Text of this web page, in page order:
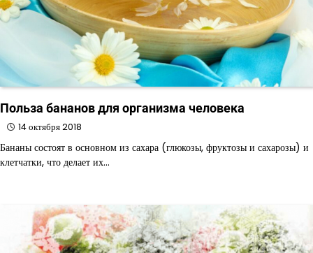
Польза бананов для организма человека
14 октября 2018
Бананы состоят в основном из сахара (глюкозы, фруктозы и сахарозы) и
клетчатки, что делает их…